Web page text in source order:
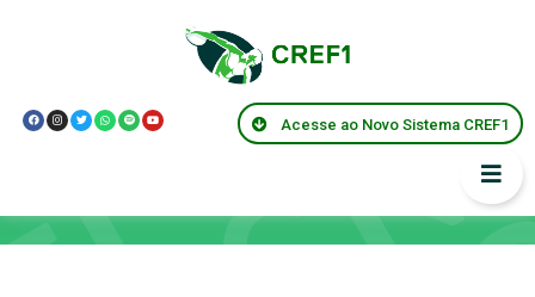
Acesse ao Novo Sistema CREF1